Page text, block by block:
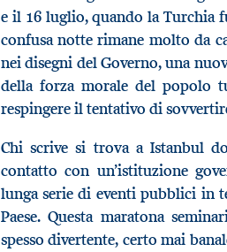
e il 16 luglio, quando la Turchia
confusa notte rimane molto da
nei disegni del Governo, una
della forza morale del popolo
respingere il tentativo di
Chi scrive si trova a Istanbul
contatto con un’istituzione
lunga serie di eventi pubblici in
Paese. Questa maratona
spesso divertente, certo mai